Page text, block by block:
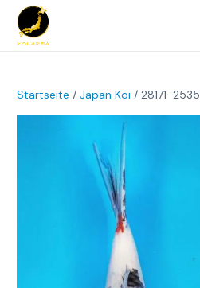
Startseite /Japan Koi / 28171-2535